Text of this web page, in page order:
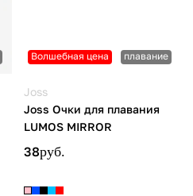
Волшебная цена плавание
Joss
Joss Очки для плавания
LUMOS MIRROR
38руб.